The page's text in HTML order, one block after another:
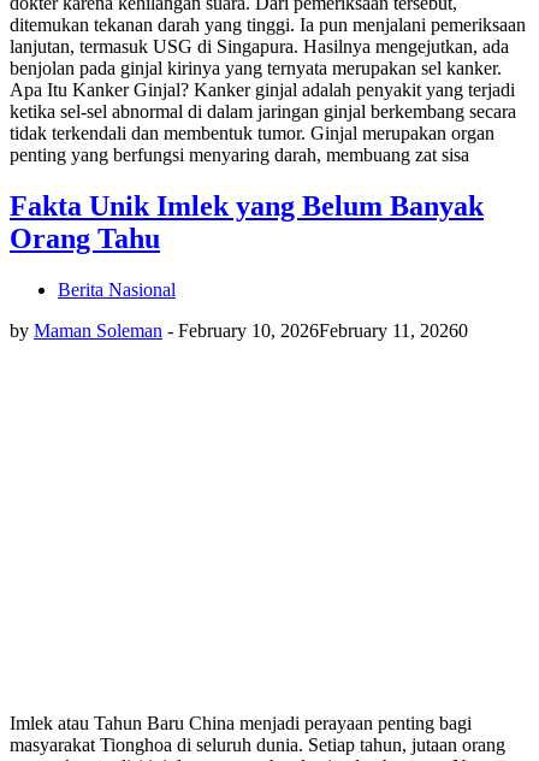
ditemukan tekanan darah yang tinggi. Ia pun menjalani pemeriksaan
lanjutan, termasuk USG di Singapura. Hasilnya mengejutkan, ada
benjolan pada ginjal kirinya yang ternyata merupakan sel kanker.
Apa Itu Kanker Ginjal? Kanker ginjal adalah penyakit yang terjadi
ketika sel-sel abnormal di dalam jaringan ginjal berkembang secara
tidak terkendali dan membentuk tumor. Ginjal merupakan organ
penting yang berfungsi menyaring darah, membuang zat sisa
Fakta Unik Imlek yang Belum Banyak
Orang Tahu
Berita Nasional
by Maman Soleman - February 10, 2026February 11, 20260
Imlek atau Tahun Baru China menjadi perayaan penting bagi
masyarakat Tionghoa di seluruh dunia. Setiap tahun, jutaan orang